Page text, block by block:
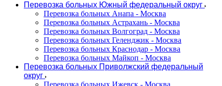
Перевозка больных Южный федеральный округ
Перевозка больных Анапа - Москва
Перевозка больных Астрахань - Москва
Перевозка больных Волгоград - Москва
Перевозка больных Геленджик - Москва
Перевозка больных Краснодар - Москва
Перевозка больных Майкоп - Москва
Перевозка больных Приволжский федеральный
округ
Перевозка больных Ижевск - Москва